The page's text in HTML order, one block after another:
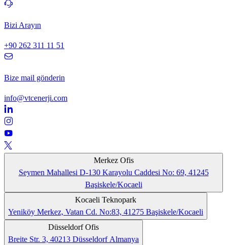
Bizi Arayın
+90 262 311 11 51
Bize mail gönderin
info@vtcenerji.com
Merkez Ofis
Seymen Mahallesi D-130 Karayolu Caddesi No: 69, 41245
Başiskele/Kocaeli
Kocaeli Teknopark
Yeniköy Merkez, Vatan Cd. No:83, 41275 Başiskele/Kocaeli
Düsseldorf Ofis
Breite Str. 3, 40213 Düsseldorf Almanya